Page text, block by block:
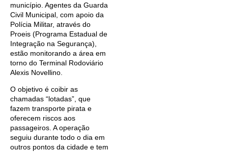
município. Agentes da Guarda
Civil Municipal, com apoio da
Polícia Militar, através do
Proeis (Programa Estadual de
Integração na Segurança),
estão monitorando a área em
torno do Terminal Rodoviário
Alexis Novellino.
O objetivo é coibir as
chamadas “lotadas”, que
fazem transporte pirata e
oferecem riscos aos
passageiros. A operação
seguiu durante todo o dia em
outros pontos da cidade e tem